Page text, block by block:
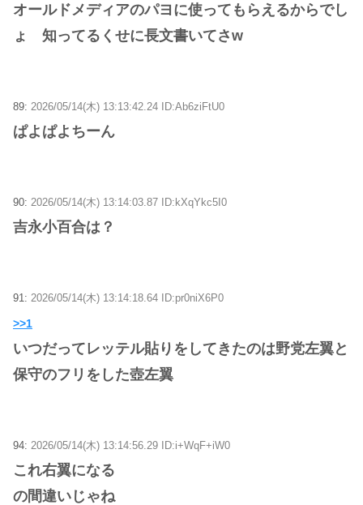
オールドメディアのパヨに使ってもらえるからでし
ょ 知ってるくせに長文書いてさw
89: 2026/05/14(木) 13:13:42.24 ID:Ab6ziFtU0
ぱよぱよちーん
90: 2026/05/14(木) 13:14:03.87 ID:kXqYkc5I0
吉永小百合は？
91: 2026/05/14(木) 13:14:18.64 ID:pr0niX6P0
>>1
いつだってレッテル貼りをしてきたのは野党左翼と
保守のフリをした壺左翼
94: 2026/05/14(木) 13:14:56.29 ID:i+WqF+iW0
これ右翼になる
の間違いじゃね